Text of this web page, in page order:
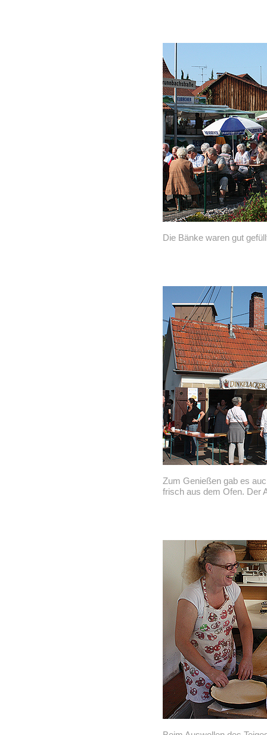
Die Bänke waren gut
Zum Genießen gab es
frisch aus dem Ofen. Der